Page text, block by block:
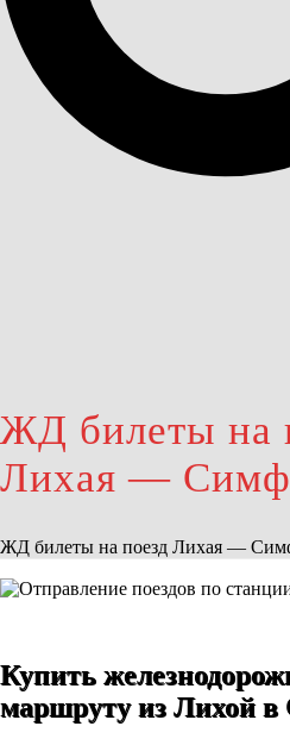
ЖД билеты на
Лихая —
ЖД билеты на поезд Лихая —
Купить
маршруту из Лихой